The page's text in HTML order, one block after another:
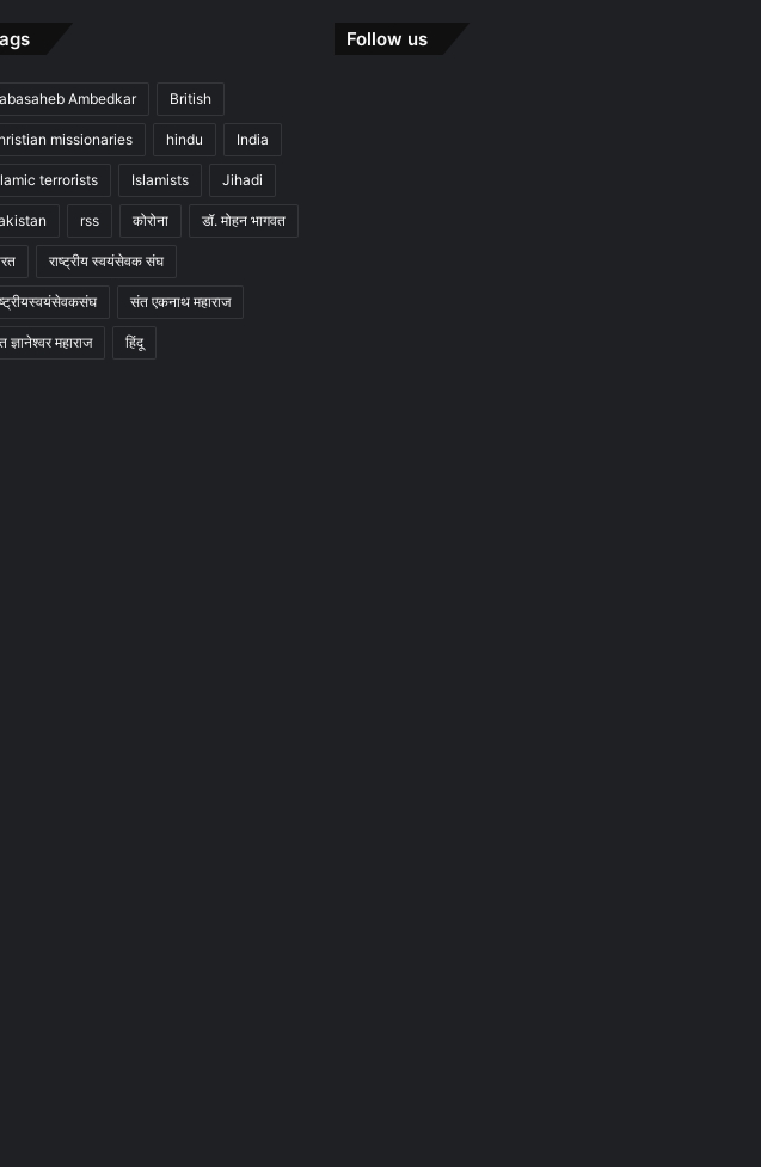
Ambedkar British
missionaries hindu India
terrorists Islamists Jihadi
rss कोरोना डॉ. मोहन भागवत
राष्ट्रीय स्वयंसेवक संघ
संत एकनाथ महाराज
ज्ञानेश्वर महाराज हिंदू
Follow us